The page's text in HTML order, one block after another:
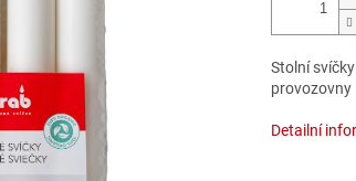
Stolní
provozovny
Detailní